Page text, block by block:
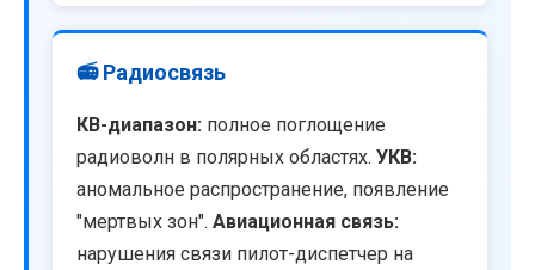
📻 Радиосвязь
КВ-диапазон: полное поглощение
радиоволн в полярных областях. УКВ:
аномальное распространение, появление
"мертвых зон". Авиационная связь:
нарушения связи пилот-диспетчер на